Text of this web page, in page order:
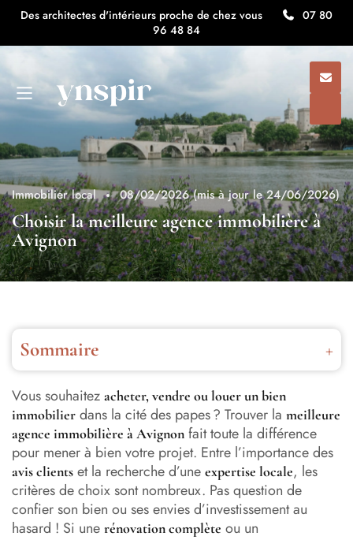
Des architectes d'intérieurs proche de chez vous
07 80
96 48 84
Immobilier local 08/02/2026 (mis à jour le 24/06/2026)
Choisir la meilleure agence immobilière à
Avignon
Sommaire
Pourquoi faire confiance à une agence immobilière à
Avignon ?
Comment repérer la meilleure agence immobilière à
Avignon ?
Achat, vente, rénovation et défiscalisation : quels enjeux
à Avignon ?
L’accompagnement « clé en main » : la solution pour
Vous souhaitez acheter, vendre ou louer un bien
immobilier dans la cité des papes ? Trouver la meilleure
agence immobilière à Avignon fait toute la différence
pour mener à bien votre projet. Entre l’importance des
avis clients et la recherche d’une expertise locale, les
critères de choix sont nombreux. Pas question de
confier son bien ou ses envies d’investissement au
hasard ! Si une rénovation complète ou un